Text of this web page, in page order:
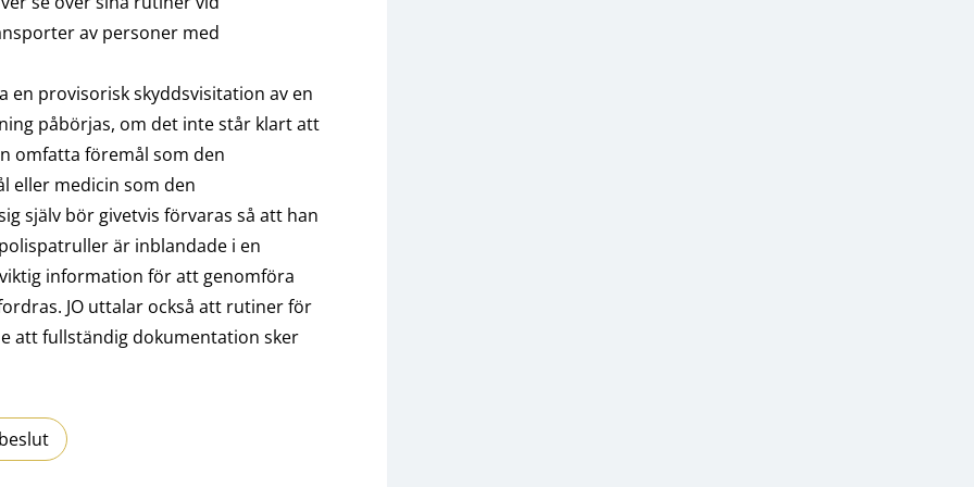
av personer med
en provisorisk skyddsvisitation av en
påbörjas, om det inte står klart att
omfatta föremål som den
eller medicin som den
själv bör givetvis förvaras så att han
är inblandade i en
information för att genomföra
JO uttalar också att rutiner för
att fullständig dokumentation sker